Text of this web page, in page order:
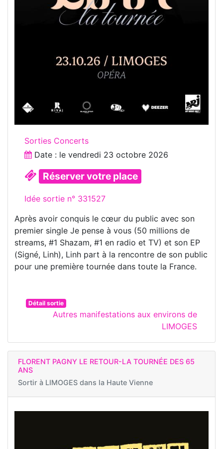
Sorties Concerts
Date : le vendredi 23 octobre 2026
Réserver votre place
Idée sortie n° 331527
Après avoir conquis le cœur du public avec son
premier single Je pense à vous (50 millions de
streams, #1 Shazam, #1 en radio et TV) et son EP
(Signé, Linh), Linh part à la rencontre de son public
pour une première tournée dans toute la France.
Détail sortie
Autres manifestations aux environs de
LIMOGES
FLORENT PAGNY LE RETOUR-LA TOURNÉE DES 65
ANS
Sortir à LIMOGES dans la Haute Vienne